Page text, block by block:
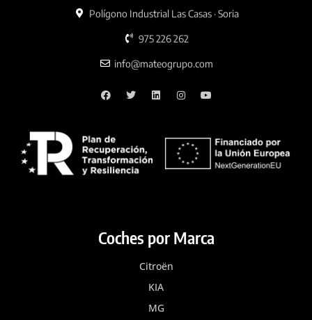
Polígono Industrial Las Casas · Soria
975 226 262
info@mateogrupo.com
Coches por Marca
Citroën
KIA
MG